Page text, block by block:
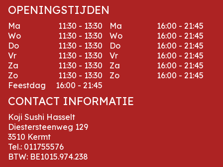
OPENINGSTIJDEN
Ma 11:30 - 13:30 Ma
16:00 - 21:45
Wo
11:30 - 13:30 Wo
16:00 - 21:45
Do
11:30 - 13:30 Do
16:00 - 21:45
Vr
11:30 - 13:30 Vr
16:00 - 21:45
Za
11:30 - 13:30 Za
16:00 - 21:45
Zo
11:30 - 13:30 Zo
16:00 - 21:45
Feestdag
16:00 - 21:45
CONTACT INFORMATIE
Koji Sushi Hasselt
Diestersteenweg 129
3510 Kermt
Tel.: 011755576
BTW: BE1015.974.238